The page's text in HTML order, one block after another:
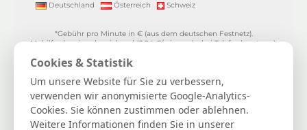
Deutschland Österreich Schweiz
*Gebühr pro Minute in € (aus dem deutschen Festnetz).
Mobilfunkpreise abweichend (0,24 €/min. mehr bei Telefonberatung).
**1.99€/min aus allen dt. Netzen
Gratisgepräch in Höhe von 15 Minuten.
15 Gratisminuten zum Kartenlegen sichern|Spiritueller Berater/in
werden
FAQ / Hilfe|AGB |Verträge hier kündigen / widerrufen
Kontakt & Impressum / Datenschutz
Cookies & Statistik
Um unsere Website für Sie zu verbessern,
verwenden wir anonymisierte Google-Analytics-
Cookies. Sie können zustimmen oder ablehnen.
Weitere Informationen finden Sie in unserer